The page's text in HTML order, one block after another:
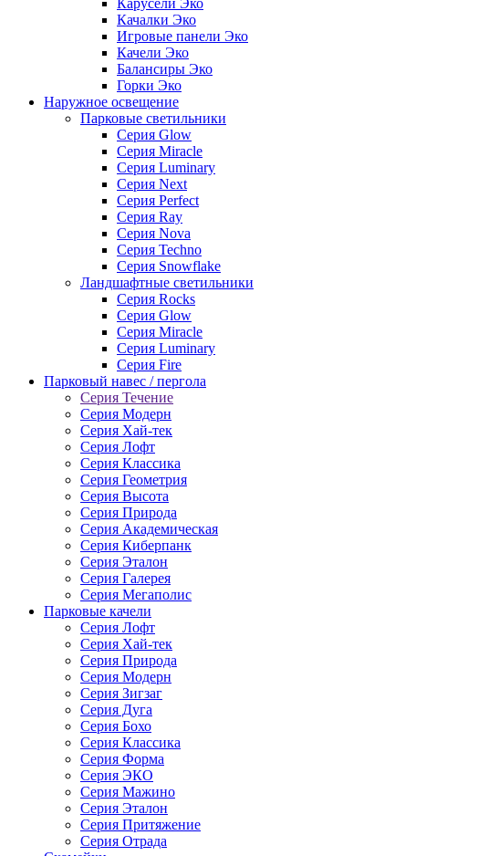
Качалки Эко
Игровые панели Эко
Качели Эко
Балансиры Эко
Горки Эко
Наружное освещение
Парковые светильники
Серия Glow
Серия Miracle
Серия Luminary
Серия Next
Серия Perfect
Серия Ray
Серия Nova
Серия Techno
Серия Snowflake
Ландшафтные светильники
Серия Rocks
Серия Glow
Серия Miracle
Серия Luminary
Серия Fire
Парковый навес / пергола
Серия Течение
Серия Модерн
Серия Хай-тек
Серия Лофт
Серия Классика
Серия Геометрия
Серия Высота
Серия Природа
Серия Академическая
Серия Киберпанк
Серия Эталон
Серия Галерея
Серия Мегаполис
Парковые качели
Серия Лофт
Серия Хай-тек
Серия Природа
Серия Модерн
Серия Зигзаг
Серия Дуга
Серия Бохо
Серия Классика
Серия Форма
Серия ЭКО
Серия Мажино
Серия Эталон
Серия Притяжение
Серия Отрада